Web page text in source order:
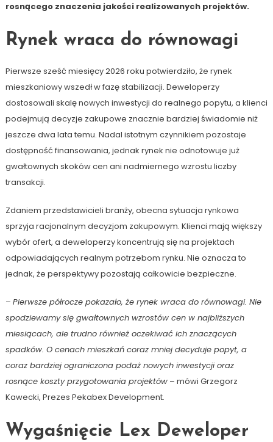
rosnącego znaczenia jakości realizowanych projektów.
Rynek wraca do równowagi
Pierwsze sześć miesięcy 2026 roku potwierdziło, że rynek
mieszkaniowy wszedł w fazę stabilizacji. Deweloperzy
dostosowali skalę nowych inwestycji do realnego popytu, a klienci
podejmują decyzje zakupowe znacznie bardziej świadomie niż
jeszcze dwa lata temu. Nadal istotnym czynnikiem pozostaje
dostępność finansowania, jednak rynek nie odnotowuje już
gwałtownych skoków cen ani nadmiernego wzrostu liczby
transakcji.
Zdaniem przedstawicieli branży, obecna sytuacja rynkowa
sprzyja racjonalnym decyzjom zakupowym. Klienci mają większy
wybór ofert, a deweloperzy koncentrują się na projektach
odpowiadających realnym potrzebom rynku. Nie oznacza to
jednak, że perspektywy pozostają całkowicie bezpieczne.
– Pierwsze półrocze pokazało, że rynek wraca do równowagi. Nie
spodziewamy się gwałtownych wzrostów cen w najbliższych
miesiącach, ale trudno również oczekiwać ich znaczących
spadków. O cenach mieszkań coraz mniej decyduje popyt, a
coraz bardziej ograniczona podaż nowych inwestycji oraz
rosnące koszty przygotowania projektów– mówi Grzegorz
Kawecki, Prezes Pekabex Development.
Wygaśnięcie Lex Deweloper